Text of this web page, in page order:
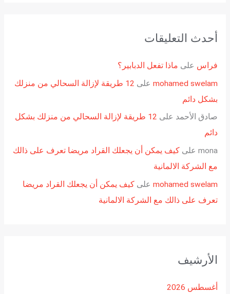
أحدث التعليقات
فراس على ماذا تفعل الدبابير؟
mohamed swelamعلى
12 طريقة لإزالة السحالي من منزلك
بشكل دائم
صادق الأحمد على
12 طريقة لإزالة السحالي من منزلك بشكل
دائم
monaعلى كيف يمكن أن يجعلك القراد مريضا تعرف على ذالك
مع الشركة الالمانية
mohamed swelamعلى كيف يمكن أن يجعلك القراد مريضا
تعرف على ذالك مع الشركة الالمانية
الأرشيف
أغسطس 2026